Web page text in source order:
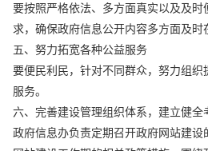
要按照严格依法、多方面真实以及及
求，确保政府信息公开内容多方面及时
五、努力拓宽各种公益服务
要便民利民，针对不同群众，努力组织
服务。
六、完善建设管理组织体系，建立健全
政府信息办负责定期召开政府网站建